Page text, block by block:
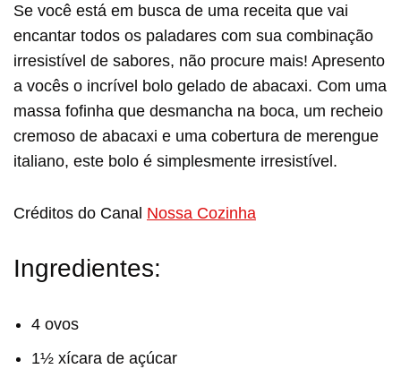
Se você está em busca de uma receita que vai
encantar todos os paladares com sua combinação
irresistível de sabores, não procure mais! Apresento
a vocês o incrível bolo gelado de abacaxi. Com uma
massa fofinha que desmancha na boca, um recheio
cremoso de abacaxi e uma cobertura de merengue
italiano, este bolo é simplesmente irresistível.
Créditos do Canal Nossa Cozinha
Ingredientes:
4 ovos
1½ xícara de açúcar